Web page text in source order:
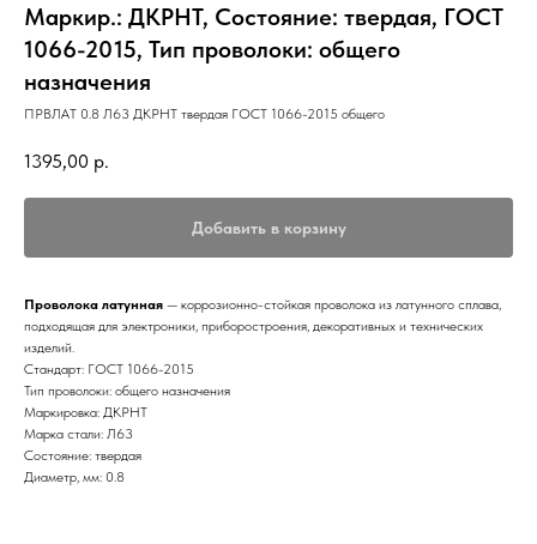
Маркир.: ДКРНТ, Состояние: твердая, ГОСТ
1066-2015, Тип проволоки: общего
назначения
ПРВЛАТ 0.8 Л63 ДКРНТ твердая ГОСТ 1066-2015 общего
1395,00 р.
Добавить в корзину
Проволока латунная — коррозионно-стойкая проволока из латунного сплава,
подходящая для электроники, приборостроения, декоративных и технических
изделий.
Стандарт: ГОСТ 1066-2015
Тип проволоки: общего назначения
Маркировка: ДКРНТ
Марка стали: Л63
Состояние: твердая
Диаметр, мм: 0.8